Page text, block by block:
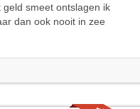
smeet ontslagen ik
dan ook nooit in zee